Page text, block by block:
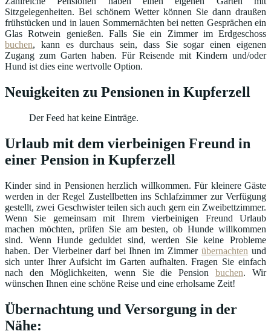
Sitzgelegenheiten. Bei schönem Wetter können Sie dann draußen
frühstücken und in lauen Sommernächten bei netten Gesprächen ein
Glas Rotwein genießen. Falls Sie ein Zimmer im Erdgeschoss
buchen, kann es durchaus sein, dass Sie sogar einen eigenen
Zugang zum Garten haben. Für Reisende mit Kindern und/oder
Hund ist dies eine wertvolle Option.
Neuigkeiten zu Pensionen in Kupferzell
Der Feed hat keine Einträge.
Urlaub mit dem vierbeinigen Freund in
einer Pension in Kupferzell
Kinder sind in Pensionen herzlich willkommen. Für kleinere Gäste
werden in der Regel Zustellbetten ins Schlafzimmer zur Verfügung
gestellt, zwei Geschwister teilen sich auch gern ein Zweibettzimmer.
Wenn Sie gemeinsam mit Ihrem vierbeinigen Freund Urlaub
machen möchten, prüfen Sie am besten, ob Hunde willkommen
sind. Wenn Hunde geduldet sind, werden Sie keine Probleme
haben. Der Vierbeiner darf bei Ihnen im Zimmerübernachten und
sich unter Ihrer Aufsicht im Garten aufhalten. Fragen Sie einfach
nach den Möglichkeiten, wenn Sie die Pensionbuchen. Wir
wünschen Ihnen eine schöne Reise und eine erholsame Zeit!
Übernachtung und Versorgung in der
Nähe: